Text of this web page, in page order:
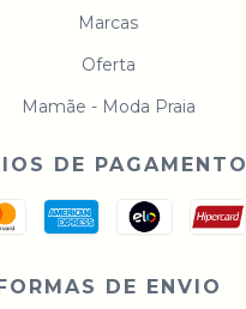
Marcas
Oferta
Mamãe - Moda Praia
DE PAGAMENTO
DE ENVIO